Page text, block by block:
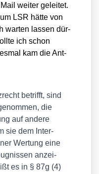
wei­ter gelei­tet.
LSR hät­te von
war­ten las­sen dür­
ich schon
kam die Ant­
betrifft, sind
die
auf ande­re
sie dem Inter­
Wer­tung eine
anzei­
es in § 87g (4)